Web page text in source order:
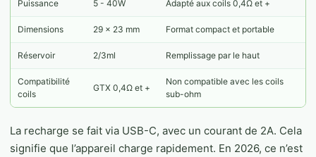
Puissance 5 - 40W Adapté aux coils 0,4Ω et +
Dimensions 29 x 23 mm Format compact et portable
Réservoir 2/3ml Remplissage par le haut
Compatibilité
coils
GTX 0,4Ω et +
Non compatible avec les coils
sub-ohm
La recharge se fait via USB-C, avec un courant de 2A. Cela
signifie que l’appareil charge rapidement. En 2026, ce n’est